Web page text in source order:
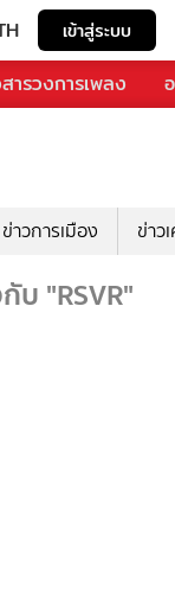
เข้าสู่ระบบ
ารวงการเพลง
ข่าวการเมือง ข่าว
บ "RSVR"